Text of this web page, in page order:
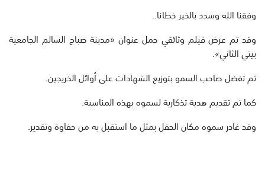
وفقنا الله وسدد بالخير خطانا..
وقد تم عرض فيلم وثائقي حمل عنوان «مدينة صباح السالم الجامعية
بيتي الثاني».
ثم تفضل صاحب السمو بتوزيع الشهادات على أوائل الخريجين.
كما تم تقديم هدية تذكارية لسموه بهذه المناسبة.
وقد غادر سموه مكان الحفل بمثل ما استقبل به من حفاوة وتقدير.